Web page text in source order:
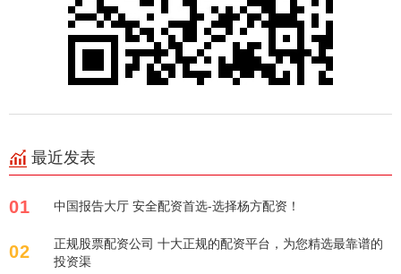
最近发表
01 中国报告大厅 安全配资首选-选择杨方配资！
02
正规股票配资公司 十大正规的配资平台，为您精选最靠谱的
投资渠